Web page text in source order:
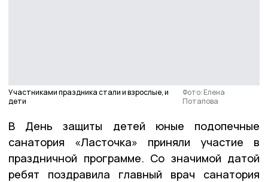
Участниками праздника стали и взрослые, и
дети
Фото: Елена
Потапова
В День защиты детей юные подопечные
санатория «Ласточка» приняли участие в
праздничной программе. Со значимой датой
ребят поздравила главный врач санатория